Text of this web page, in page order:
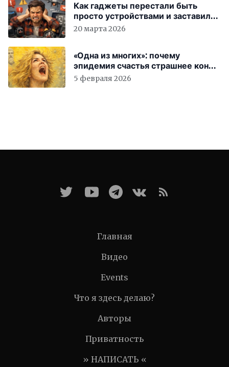
Как гаджеты перестали быть
просто устройствами и заставили
вас бесплатно работать
20 марта 2026
«Одна из многих»: почему
эпидемия счастья страшнее конца
света
5 февраля 2026
Главная
Видео
Events
Что я здесь делаю?
Авторы
Приватность
» НАПИСАТЬ «